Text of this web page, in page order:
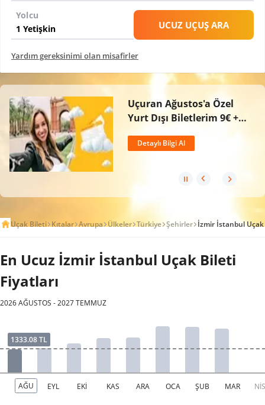
Yolcu
UCUZ UÇUŞ ARA
Yardım gereksinimi olan misafirler
Uçuran Ağustos'a Özel
Yurt Dışı Biletlerim 9€ +
Fiyatlarla
Detaylı Bilgi Al
Uçak Bileti Kıtalar Avrupa Ülkeler Türkiye Şehirler İzmir İstanbul
En Ucuz İzmir İstanbul Uçak Bileti
Fiyatları
2026 AĞUSTOS - 2027 TEMMUZ